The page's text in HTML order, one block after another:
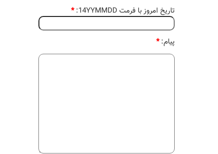
تاریخ امروز با فرمت 14YYMMDD: *
پیام:*